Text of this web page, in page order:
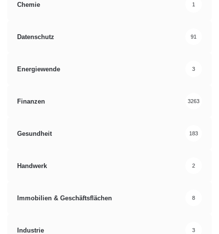
Chemie 1
Datenschutz 91
Energiewende 3
Finanzen 3263
Gesundheit 183
Handwerk 2
Immobilien & Geschäftsflächen 8
Industrie 3